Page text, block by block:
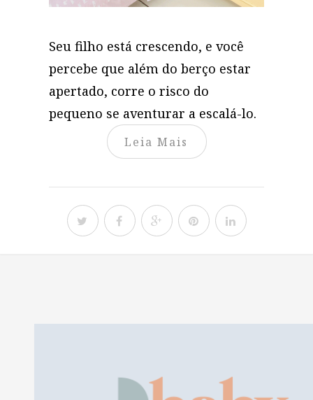
Seu filho está crescendo, e você
percebe que além do berço estar
apertado, corre o risco do
pequeno se aventurar a escalá-lo.
Leia Mais